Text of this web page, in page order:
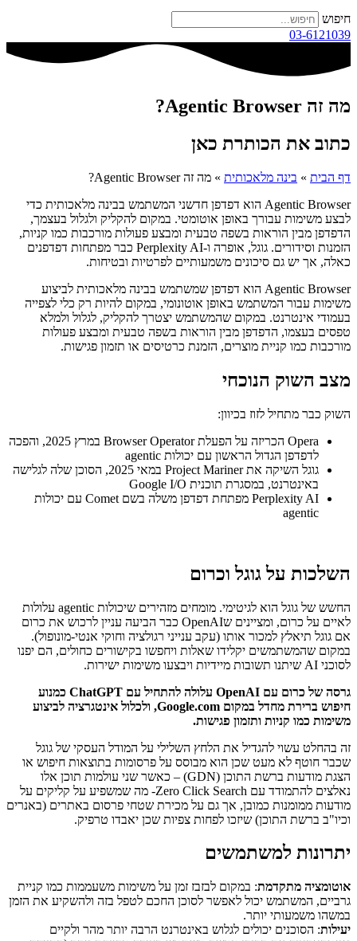
חיפוש
03-6121039
מה זה Agentic Browser?
כתוב את הכותרת כאן
דף הבית » בינה מלאכותית » מה זה Agentic Browser?
Agentic Browser הוא דפדפן חדשני המשתמש בבינה מלאכותית כדי
לבצע משימות עבורך באופן אוטומטי. במקום להקליק ולגלול בעצמך,
הדפדפן מבין הוראות בשפה טבעית ומבצע פעולות מורכבות כמו קניות,
הזמנות וסידורים. גוגל, אופרה ו-Perplexity AI כבר מפתחות דפדפנים
כאלה, אך יש גם סיכונים משמעותיים לפרטיות ובטיחות.
Agentic Browser הוא דפדפן שמשתמש בבינה מלאכותית לביצוע
משימות עבור המשתמש באופן אוטונומי, במקום להיות רק כלי לצפייה
בעמודי אינטרנט. במקום שהמשתמש יצטרך להקליק, לגלול ולמלא
טפסים בעצמו, הדפדפן מבין הוראות בשפה טבעית ומבצע פעולות
מורכבות כמו קניית מוצרים, הזמנת כרטיסים או תזמון פגישות.
מצב השוק הנוכחי
השוק כבר מתחיל לזוז בכיוון:
Opera הכריזה על הפעלת Browser Operator במרץ 2025, והפכה
לדפדפן הגדול הראשון עם יכולות agentic
גוגל השיקה את Project Mariner במאי 2025, הסוכן שלה לגלישה
באינטרנט, במסגרת תוכנית Google I/O
Perplexity AI מפתחת דפדפן משלה בשם Comet עם יכולות
agentic
השלכות על גוגל וכרום
החשש של גוגל הוא לגיטימי. מומחים מזהירים שיכולות agentic עלולות
לאיים על כרום, ומציינים שOpenAI כבר הביעה עניין לרכוש את כרום
אם גוגל תיאלץ למכור אותו (עקב ענייני רגולציה וחוקי אנטי-מונופול).
במקום שהמשתמשים יקלידו שאלות ויחפשו בקישורים כחולים, הם יפנו
לסוכני AI שיתנו תשובות מיידיות ויבצעו משימות ישירות.
גרסה של כרום עם OpenAI עלולה להתחיל עם ChatGPT כמנוע
חיפוש ברירת מחדל במקום Google.com, ולכלול אינטגרציה לביצוע
משימות כמו קניות ותזמון פגישות.
זה בהחלט עשוי להגדיל את הלחץ השלילי על המודל העסקי של גוגל
שכבר חוטף לא מעט שכן הוא מבוסס על פרסומות בתוצאות חיפוש או
הצגת מודעות ברשת התוכן (GDN) – כאשר שני עולמות תוכן אלו
נאלצים להתמודד עם Zero Click Search- מה שמשפיע על קליקים על
מודעות ממומנות כמובן, אך גם על מכירת שטחי פרסום באתרים (באנרים
וכיו"ב ברשת התוכן) שיזכו לפחות צפיות שכן יאבדו טרפיק.
יתרונות למשתמשים
אוטומציה מתקדמת: במקום לבזבז זמן על משימות משעממות כמו קניית
גרביים, המשתמש יכול לאפשר לסוכן החכם לטפל בזה ולהשקיע את הזמן
במשהו משמעותי יותר.
יעילות: הסוכנים יכולים לגלוש באינטרנט הרבה יותר מהר ולקיים